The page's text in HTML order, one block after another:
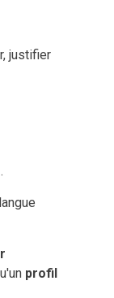
justifier
.
profil